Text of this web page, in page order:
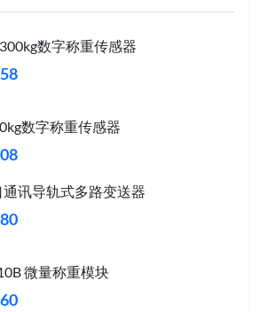
数字称重传感器
数字称重传感器
通讯导轨式多路变送器
微量称重模块